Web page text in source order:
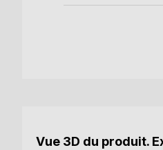
Vue 3D du produit.